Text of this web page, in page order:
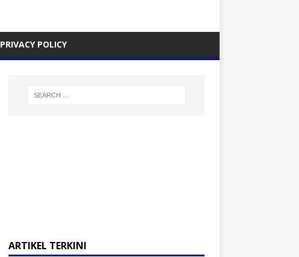
PRIVACY POLICY
ARTIKEL TERKINI